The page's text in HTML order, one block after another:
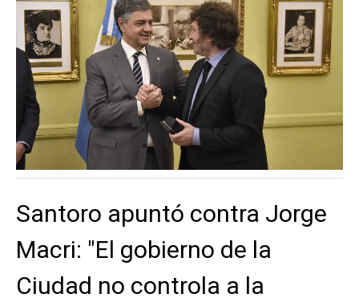
Santoro apuntó contra Jorge
Macri: "El gobierno de la
Ciudad no controla a la